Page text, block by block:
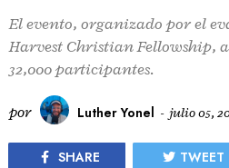
El evento, organizado por el
Harvest Christian Fellowship,
32,000 participantes.
por Luther Yonel - julio 05,
SHARE TWEET